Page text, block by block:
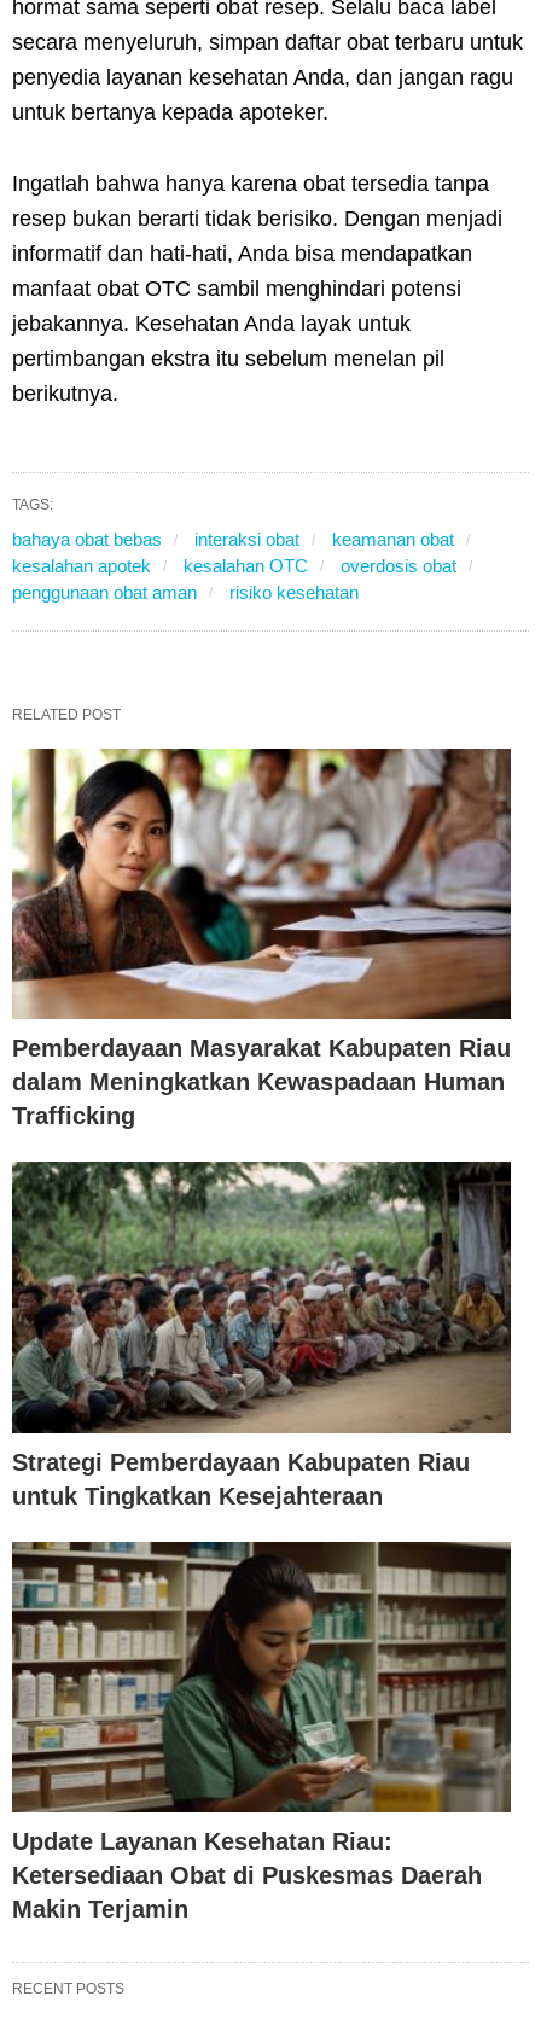
hormat sama seperti obat resep. Selalu baca label
secara menyeluruh, simpan daftar obat terbaru untuk
penyedia layanan kesehatan Anda, dan jangan ragu
untuk bertanya kepada apoteker.
Ingatlah bahwa hanya karena obat tersedia tanpa
resep bukan berarti tidak berisiko. Dengan menjadi
informatif dan hati-hati, Anda bisa mendapatkan
manfaat obat OTC sambil menghindari potensi
jebakannya. Kesehatan Anda layak untuk
pertimbangan ekstra itu sebelum menelan pil
berikutnya.
TAGS:
bahaya obat bebas interaksi obat
keamanan obat
kesalahan apotek
kesalahan OTC
overdosis obat
penggunaan obat aman
risiko kesehatan
RELATED POST
Pemberdayaan Masyarakat Kabupaten Riau
dalam Meningkatkan Kewaspadaan Human
Trafficking
Strategi Pemberdayaan Kabupaten Riau
untuk Tingkatkan Kesejahteraan
Update Layanan Kesehatan Riau:
Ketersediaan Obat di Puskesmas Daerah
Makin Terjamin
RECENT POSTS